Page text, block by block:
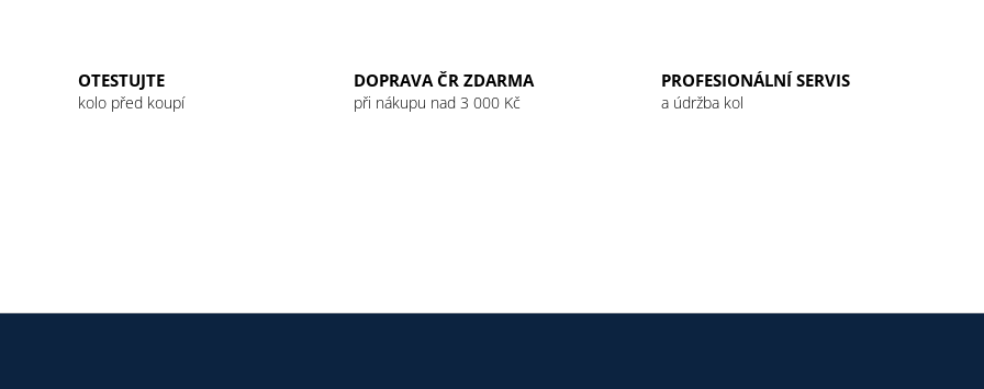
OTESTUJTE
kolo před koupí
DOPRAVA ČR ZDARMA
při nákupu nad 3 000 Kč
PROFESIONÁLNÍ SERVIS
a údržba kol